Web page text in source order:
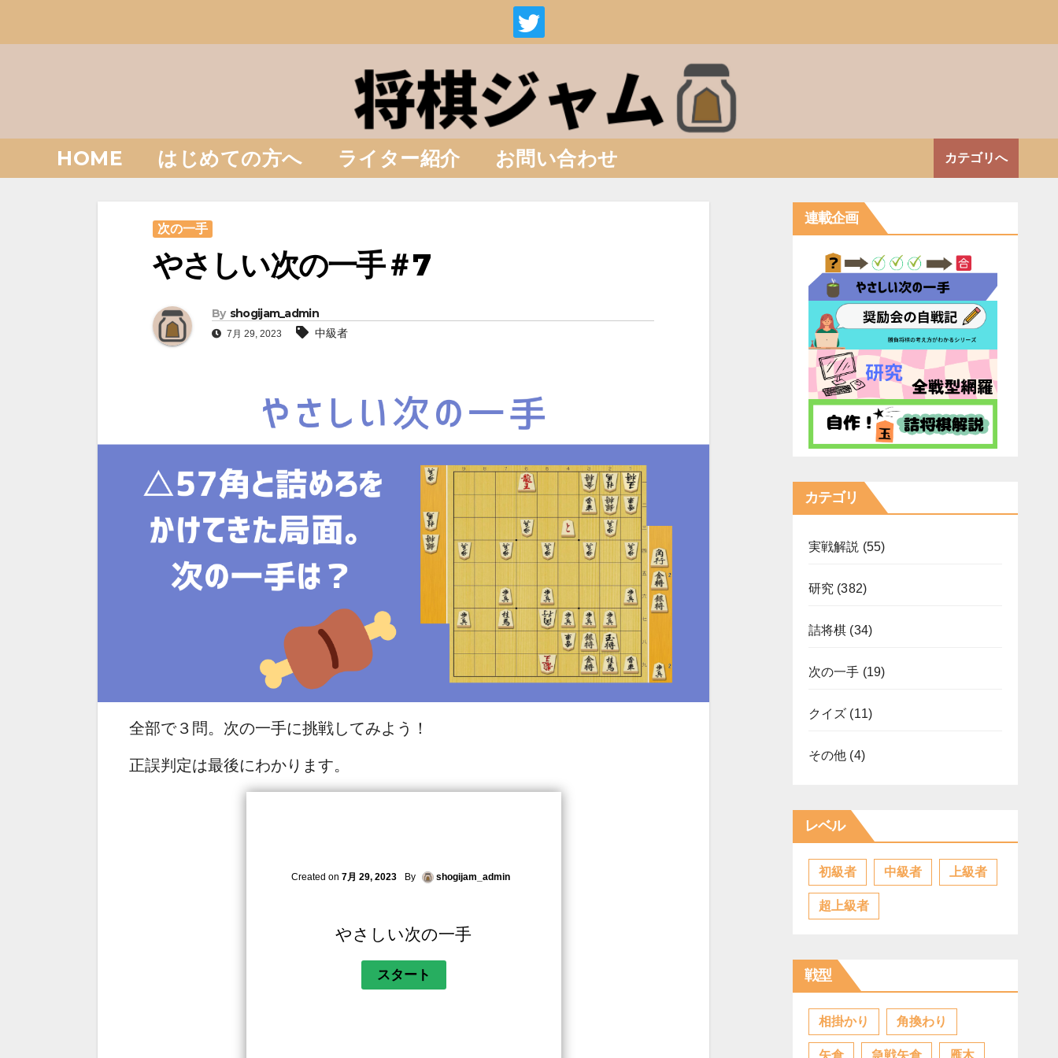
HOME はじめての方へ ライター紹介 お問い合わせ カテゴリへ
次の一手
やさしい次の一手＃7
By shogijam_admin
7月 29, 2023 中級者
全部で３問。次の一手に挑戦してみよう！
正誤判定は最後にわかります。
Created on7月 29, 2023 By shogijam_admin
やさしい次の一手
連載企画
カテゴリ
実戦解説 (55)
研究 (382)
詰将棋 (34)
次の一手 (19)
クイズ (11)
その他 (4)
レベル
初級者 中級者 上級者
超上級者
戦型
相掛かり 角換わり
矢倉 急戦矢倉 雁木